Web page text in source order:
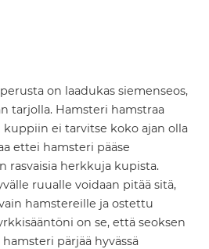
on laadukas siemenseos,
tarjolla. Hamsteri hamstraa
kuppiin ei tarvitse koko ajan olla
ettei hamsteri pääse
rasvaisia herkkuja kupista.
ruualle voidaan pitää sitä,
hamstereille ja ostettu
on se, että seoksen
pärjää hyvässä